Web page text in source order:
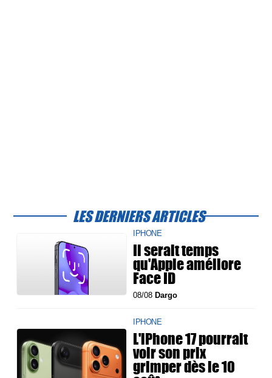
LES DERNIERS ARTICLES
IPHONE
Il serait temps
qu'Apple améliore
Face ID
08/08 Dargo
IPHONE
L'iPhone 17 pourrait
voir son prix
grimper dès le 10